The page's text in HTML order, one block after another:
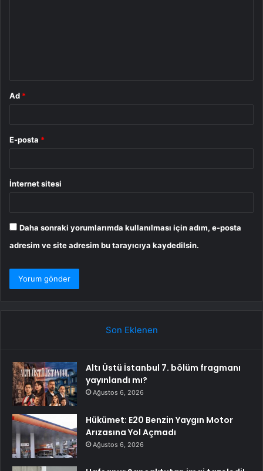
Ad *
E-posta *
İnternet sitesi
Daha sonraki yorumlarımda kullanılması için adım, e-posta
adresim ve site adresim bu tarayıcıya kaydedilsin.
Son Eklenen
Altı Üstü İstanbul 7. bölüm fragmanı
yayınlandı mı?
Ağustos 6, 2026
Hükümet: E20 Benzin Yaygın Motor
Arızasına Yol Açmadı
Ağustos 6, 2026